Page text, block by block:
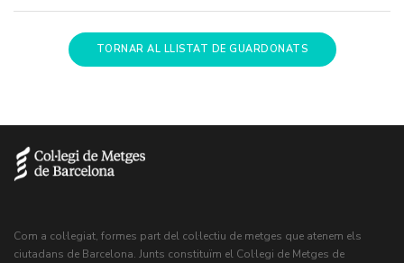
TORNAR AL LLISTAT DE GUARDONATS
Com a col·legiat, formes part del col·lectiu de metges que atenem els
ciutadans de Barcelona. Junts constituïm el Col·legi de Metges de